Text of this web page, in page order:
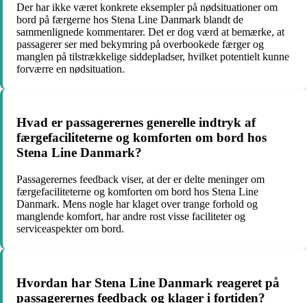
Der har ikke været konkrete eksempler på nødsituationer om
bord på færgerne hos Stena Line Danmark blandt de
sammenlignede kommentarer. Det er dog værd at bemærke, at
passagerer ser med bekymring på overbookede færger og
manglen på tilstrækkelige siddepladser, hvilket potentielt kunne
forværre en nødsituation.
Hvad er passagerernes generelle indtryk af
færgefaciliteterne og komforten om bord hos
Stena Line Danmark?
Passagerernes feedback viser, at der er delte meninger om
færgefaciliteterne og komforten om bord hos Stena Line
Danmark. Mens nogle har klaget over trange forhold og
manglende komfort, har andre rost visse faciliteter og
serviceaspekter om bord.
Hvordan har Stena Line Danmark reageret på
passagerernes feedback og klager i fortiden?